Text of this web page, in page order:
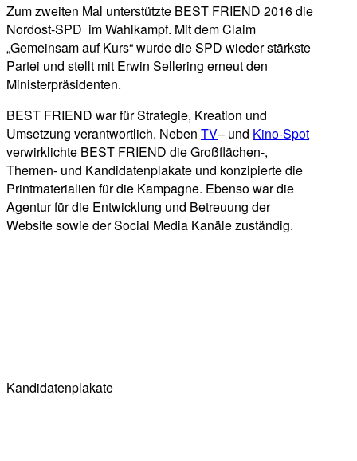
Zum zweiten Mal unterstützte BEST FRIEND 2016 die
Nordost-SPD im Wahlkampf. Mit dem Claim
„Gemeinsam auf Kurs“ wurde die SPD wieder stärkste
Partei und stellt mit Erwin Sellering erneut den
Ministerpräsidenten.
BEST FRIEND war für Strategie, Kreation und
Umsetzung verantwortlich. Neben TV– und Kino-Spot
verwirklichte BEST FRIEND die Großflächen-,
Themen- und Kandidatenplakate und konzipierte die
Printmaterialien für die Kampagne. Ebenso war die
Agentur für die Entwicklung und Betreuung der
Website sowie der Social Media Kanäle zuständig.
Kandidatenplakate